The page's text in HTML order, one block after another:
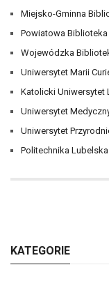
Miejsko-Gminna
Powiatowa
Wojewódzka
Uniwersytet Marii
Katolicki Uniwersytet
Uniwersytet
Uniwersytet
Politechnika Lubelska
KATEGORIE